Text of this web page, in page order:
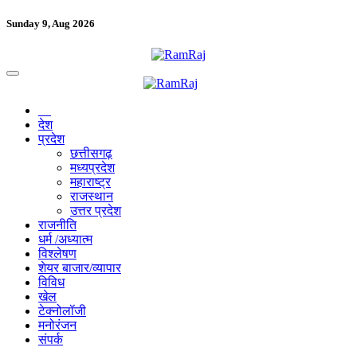
Sunday 9, Aug 2026
देश
प्रदेश
छत्तीसगढ़
मध्यप्रदेश
महाराष्ट्र
राजस्थान
उत्तर प्रदेश
राजनीति
धर्म /अध्यात्म
विश्लेषण
शेयर बाजार/व्यापार
विविध
खेल
टेक्नोलॉजी
मनोरंजन
संपर्क